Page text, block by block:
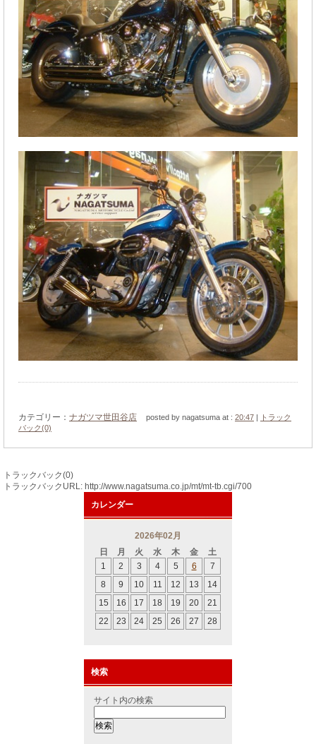
カテゴリー： ナガツマ世田谷店 posted by nagatsuma at : 20:47 |
トラック
バック(0)
トラックバック(0)
トラックバックURL: http://www.nagatsuma.co.jp/mt/mt-tb.cgi/700
カレンダー
2026年02月
日
月 火 水 木 金
土
1
2 3 4 5 6
7
8
9 10 11 12 13
14
15
16 17 18 19 20
21
22
23 24 25 26 27 28
検索
サイト内の検索